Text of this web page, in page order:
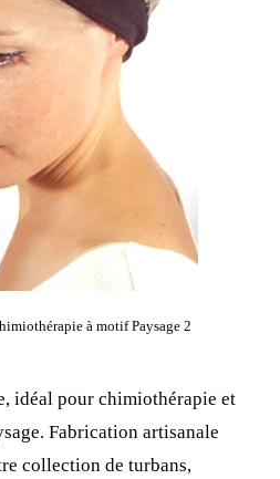
à motif Paysage 2
idéal pour chimiothérapie et
Fabrication artisanale
collection de turbans,